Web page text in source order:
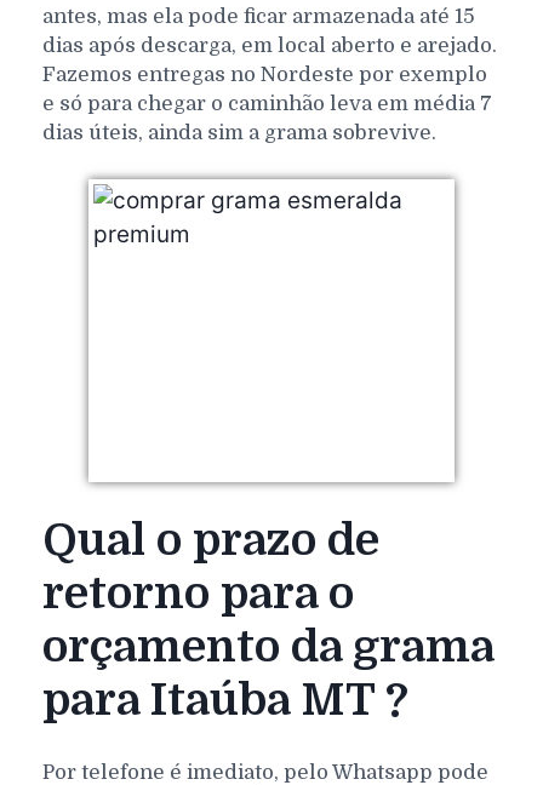
antes, mas ela pode ficar armazenada até 15
dias após descarga, em local aberto e arejado.
Fazemos entregas no Nordeste por exemplo
e só para chegar o caminhão leva em média 7
dias úteis, ainda sim a grama sobrevive.
Qual o prazo de
retorno para o
orçamento da grama
para Itaúba MT ?
Por telefone é imediato, pelo Whatsapp pode